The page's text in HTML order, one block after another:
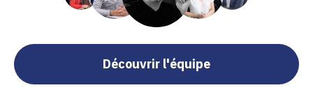
Découvrir l'équipe